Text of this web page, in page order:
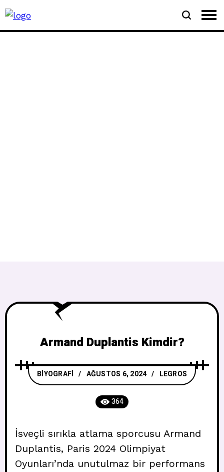
Armand Duplantis Kimdir?
BIYOGRAFI AĞUSTOS 6, 2024 LEGROS
364
İsveçli sırıkla atlama sporcusu Armand
Duplantis, Paris 2024 Olimpiyat
Oyunları’nda unutulmaz bir performans